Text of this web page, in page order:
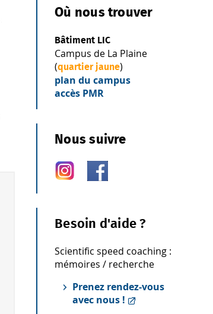
Où nous trouver
Bâtiment LIC
Campus de La Plaine
(quartier jaune)
plan du campus
accès PMR
Nous suivre
Besoin d'aide ?
Scientific speed coaching :
mémoires / recherche
Prenez rendez-vous
avec nous !